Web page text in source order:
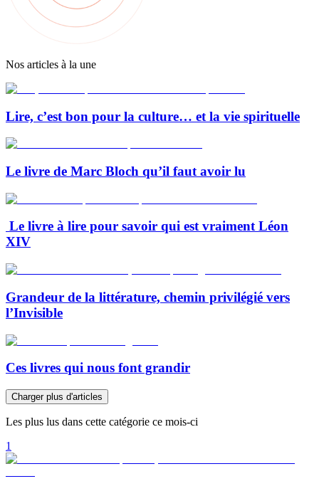
Nos articles à la une
Lire, c’est bon pour la culture… et la vie spirituelle
Le livre de Marc Bloch qu’il faut avoir lu
Le livre à lire pour savoir qui est vraiment Léon
XIV
Grandeur de la littérature, chemin privilégié vers
l’Invisible
Ces livres qui nous font grandir
Charger plus d'articles
Les plus lus dans cette catégorie ce mois-ci
1